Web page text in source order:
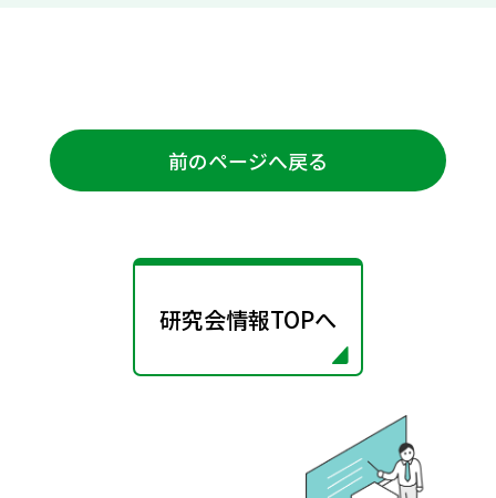
前のページへ戻る
研究会情報TOPへ